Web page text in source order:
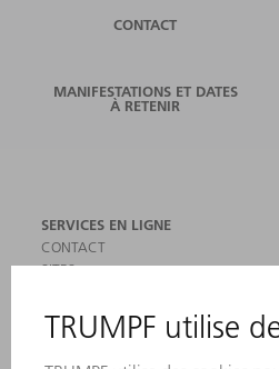
CONTACT
MANIFESTATIONS ET DATES
À RETENIR
SERVICES EN LIGNE
CONTACT
SITES
INSCRIPTION À LA NEWSLETTER
MYTRUMPF